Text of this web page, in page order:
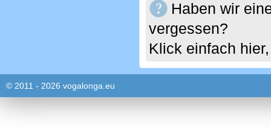
Haben wir
vergessen?
Klick einfach
© 2011 - 2026 vogalonga.eu